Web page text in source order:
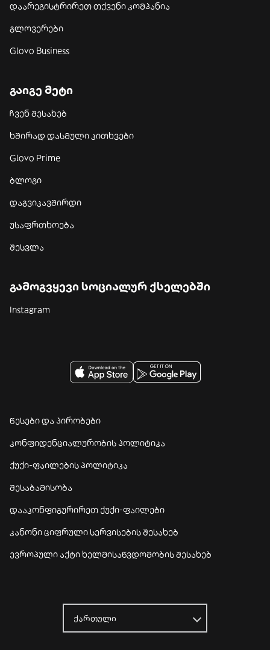
დაარეგისტრირეთ თქვენი კომპანია
გლოვერები
Glovo Business
გაიგე მეტი
ჩვენ შესახებ
ხშირად დასმული კითხვები
Glovo Prime
ბლოგი
დაგვიკავშირდი
უსაფრთხოება
შესვლა
გამოგვყევი სოციალურ ქსელებში
Instagram
წესები და პირობები
კონფიდენციალურობის პოლიტიკა
ქუქი-ფაილების პოლიტიკა
შესაბამისობა
დააკონფიგურირეთ ქუქი-ფაილები
კანონი ციფრული სერვისების შესახებ
ევროპული აქტი ხელმისაწვდომობის შესახებ